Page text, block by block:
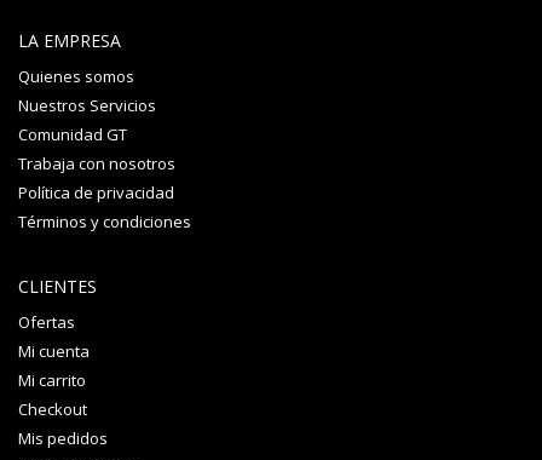
LA EMPRESA
Quienes somos
Nuestros Servicios
Comunidad GT
Trabaja con nosotros
Política de privacidad
Términos y condiciones
CLIENTES
Ofertas
Mi cuenta
Mi carrito
Checkout
Mis pedidos